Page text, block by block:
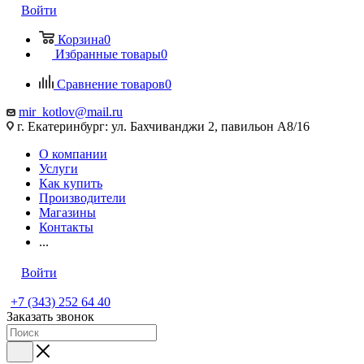
Войти
Корзина0
Избранные товары0
Сравнение товаров0
mir_kotlov@mail.ru
г. Екатеринбург: ул. Бахчиванджи 2, павильон А8/16
О компании
Услуги
Как купить
Производители
Магазины
Контакты
...
Войти
+7 (343) 252 64 40
Заказать звонок